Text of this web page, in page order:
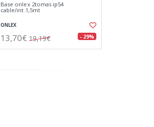
Base onlex 2tomas ip54
cable/int.1,5mt
ONLEX
13,70€ 19,19€ - 29%